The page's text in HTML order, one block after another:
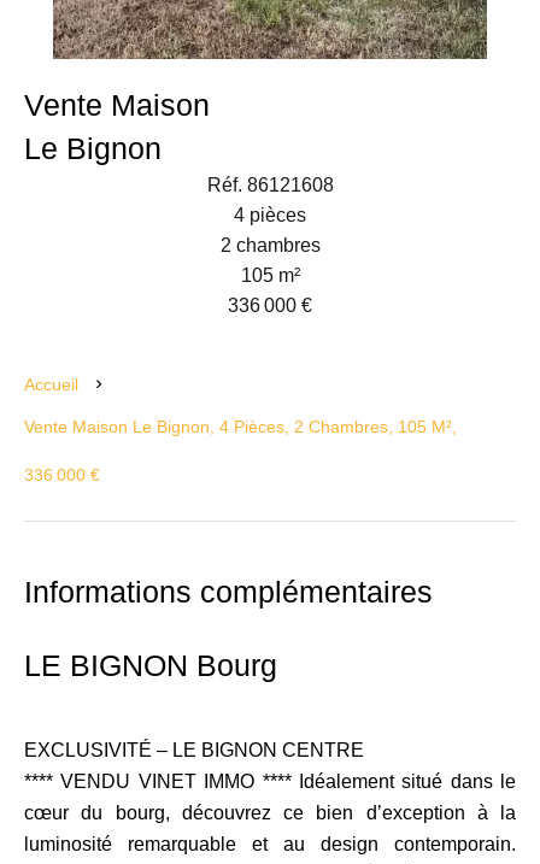
Vente Maison
Le Bignon
Réf. 86121608
4 pièces
2 chambres
105 m²
336 000 €
Accueil
Vente Maison Le Bignon, 4 Pièces, 2 Chambres, 105 M²,
336 000 €
Informations complémentaires
LE BIGNON Bourg
EXCLUSIVITÉ – LE BIGNON CENTRE
**** VENDU VINET IMMO **** Idéalement situé dans le
cœur du bourg, découvrez ce bien d’exception à la
luminosité remarquable et au design contemporain.